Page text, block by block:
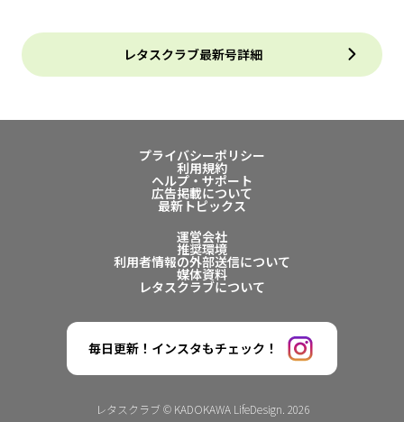
レタスクラブ最新号詳細
プライバシーポリシー
利用規約
ヘルプ・サポート
広告掲載について
最新トピックス
運営会社
推奨環境
利用者情報の外部送信について
媒体資料
レタスクラブについて
毎日更新！インスタもチェック！
レタスクラブ © KADOKAWA LifeDesign. 2026